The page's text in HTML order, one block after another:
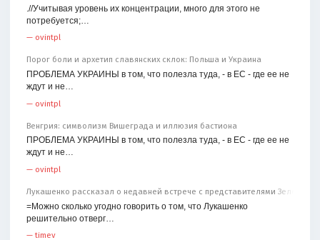
.//Учитывая уровень их концентрации, много для этого не
потребуется;…
— ovintpl
Порог боли и архетип славянских склок: Польша и Украина
ПРОБЛЕМА УКРАИНЫ в том, что полезла туда, - в ЕС - где ее не
ждут и не…
— ovintpl
Венгрия: символизм Вишеграда и иллюзия бастиона
ПРОБЛЕМА УКРАИНЫ в том, что полезла туда, - в ЕС - где ее не
ждут и не…
— ovintpl
Лукашенко рассказал о недавней встрече с представителями
=Можно сколько угодно говорить о том, что Лукашенко
решительно отверг…
—timev